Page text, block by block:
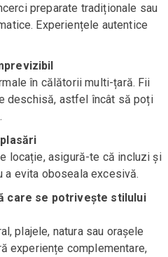
preparate tradiționale sau
Experiențele autentice
în călătorii multi-țară. Fii
deschisă, astfel încât să poți
locație, asigură-te că incluzi și
a evita oboseala excesivă.
care se potrivește stilului
plajele, natura sau orașele
experiențe complementare,